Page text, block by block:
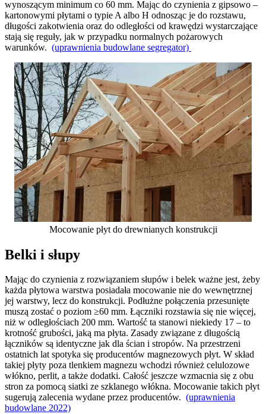
wynoszącym minimum co 60 mm. Mając do czynienia z gipsowo –
kartonowymi płytami o typie A albo H odnosząc je do rozstawu,
długości zakotwienia oraz do odległości od krawędzi wystarczające
stają się reguły, jak w przypadku normalnych pożarowych
warunków. (uprawnienia budowlane segregator)
Mocowanie płyt do drewnianych konstrukcji
Belki i słupy
Mając do czynienia z rozwiązaniem słupów i belek ważne jest, żeby
każda płytowa warstwa posiadała mocowanie nie do wewnętrznej
jej warstwy, lecz do konstrukcji. Podłużne połączenia przesunięte
muszą zostać o poziom ≥60 mm. Łączniki rozstawia się nie więcej,
niż w odległościach 200 mm. Wartość ta stanowi niekiedy 17 – to
krotność grubości, jaką ma płyta. Zasady związane z długością
łączników są identyczne jak dla ścian i stropów. Na przestrzeni
ostatnich lat spotyka się producentów magnezowych płyt. W skład
takiej płyty poza tlenkiem magnezu wchodzi również celulozowe
włókno, perlit, a także dodatki. Całość jeszcze wzmacnia się z obu
stron za pomocą siatki ze szklanego włókna. Mocowanie takich płyt
sugerują zalecenia wydane przez producentów. (uprawnienia
budowlane 2022)